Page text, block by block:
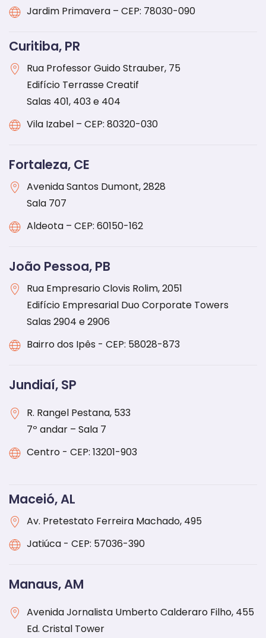
Jardim Primavera – CEP: 78030-090
Curitiba, PR
Rua Professor Guido Strauber, 75
Edifício Terrasse Creatif
Salas 401, 403 e 404
Vila Izabel – CEP: 80320-030
Fortaleza, CE
Avenida Santos Dumont, 2828
Sala 707
Aldeota – CEP: 60150-162
João Pessoa, PB
Rua Empresario Clovis Rolim, 2051
Edifício Empresarial Duo Corporate Towers
Salas 2904 e 2906
Bairro dos Ipês - CEP: 58028-873
Jundiaí, SP
R. Rangel Pestana, 533
7º andar – Sala 7
Centro - CEP: 13201-903
Maceió, AL
Av. Pretestato Ferreira Machado, 495
Jatiúca - CEP: 57036-390
Manaus, AM
Avenida Jornalista Umberto Calderaro Filho, 455
Ed. Cristal Tower